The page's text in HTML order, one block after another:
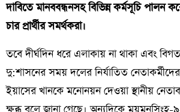
দাবিতে মানববন্ধনসহ বিভিন্ন কর্মসূচি পালন
চার প্রার্থীর সমর্থকরা।
তবে দীর্ঘদিন ধরে এলাকায় না থাকা এবং বিগত
দু:শাসনের সময় দলের নির্যাতিত
ইয়াসের খানকে মনোনয়ন দেওয়া স্থানীয়